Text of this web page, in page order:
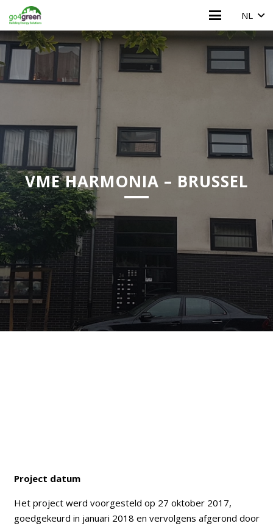
NL
VME HARMONIA – BRUSSEL
Project datum
Het project werd voorgesteld op 27 oktober 2017,
goedgekeurd in januari 2018 en vervolgens afgerond door